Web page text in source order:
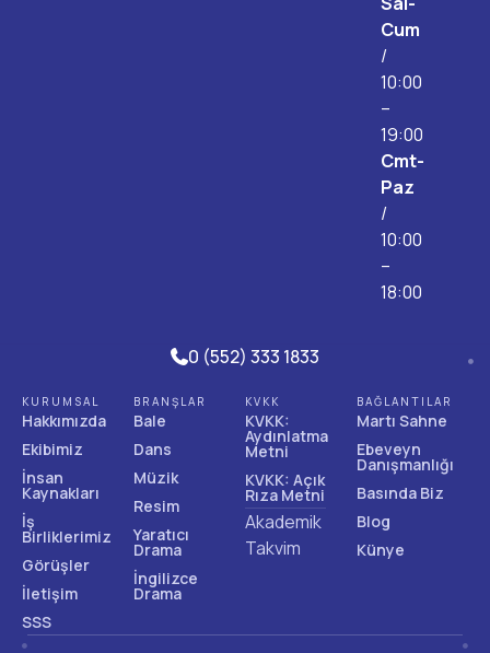
Cum
/
10:00
–
19:00
Cmt-
Paz
/
10:00
–
18:00
0 (552) 333 1833
KURUMSAL
Hakkımızda
Ekibimiz
İnsan
Kaynakları
İş
Birliklerimiz
Görüşler
İletişim
SSS
BRANŞLAR
Bale
Dans
Müzik
Resim
Yaratıcı
Drama
İngilizce
Drama
KVKK
KVKK:
Aydınlatma
Metni
KVKK: Açık
Rıza Metni
Akademik
Takvim
BAĞLANTILAR
Martı Sahne
Ebeveyn
Danışmanlığı
Basında Biz
Blog
Künye